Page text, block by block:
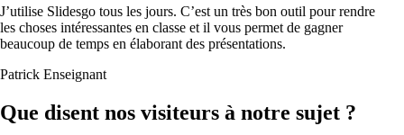
J’utilise Slidesgo tous les jours. C’est un très bon outil pour rendre
les choses intéressantes en classe et il vous permet de gagner
beaucoup de temps en élaborant des présentations.
Patrick Enseignant
Que disent nos visiteurs à notre sujet ?